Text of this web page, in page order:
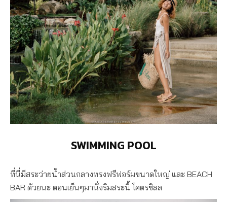
SWIMMING POOL
ที่นี่มีสระว่ายน้ำส่วนกลางทรงฟรีฟอร์มขนาดใหญ่ และ BEACH
BAR ด้วยนะ ตอนเย็นๆมานั่งริมสระนี้ โคตรชิลล